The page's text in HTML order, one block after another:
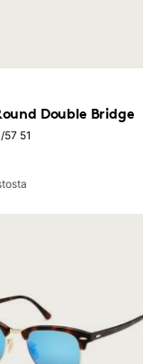
Double Bridge
51